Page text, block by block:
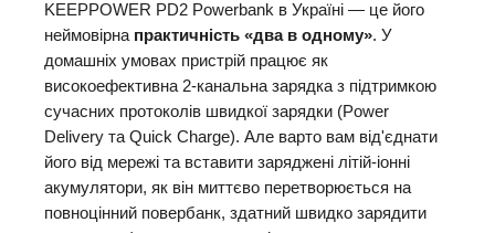
KEEPPOWER PD2 Powerbank в Україні — це його
неймовірна практичність «два в одному». У
домашніх умовах пристрій працює як
високоефективна 2-канальна зарядка з підтримкою
сучасних протоколів швидкої зарядки (Power
Delivery та Quick Charge). Але варто вам від'єднати
його від мережі та вставити заряджені літій-іонні
акумулятори, як він миттєво перетворюється на
повноцінний повербанк, здатний швидко зарядити